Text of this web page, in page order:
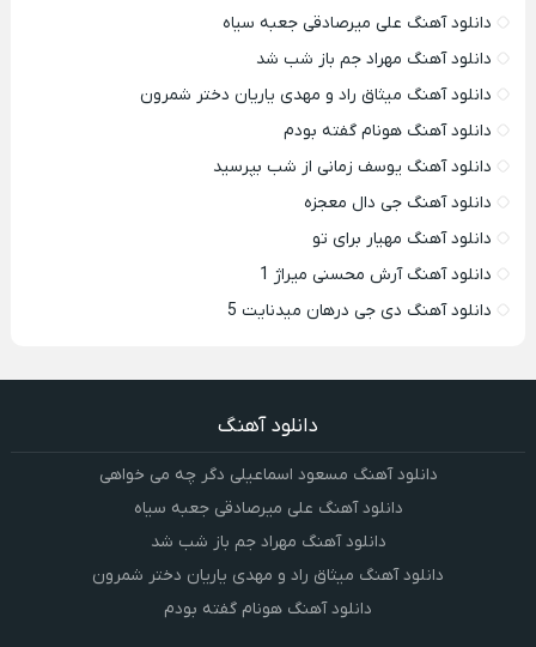
دانلود آهنگ علی میرصادقی جعبه سیاه
دانلود آهنگ مهراد جم باز شب شد
دانلود آهنگ میثاق راد و مهدی یاریان دختر شمرون
دانلود آهنگ هونام گفته بودم
دانلود آهنگ یوسف زمانی از شب بپرسید
دانلود آهنگ جی دال معجزه
دانلود آهنگ مهیار برای تو
دانلود آهنگ آرش محسنی میراژ 1
دانلود آهنگ دی جی درهان میدنایت 5
دانلود آهنگ
دانلود آهنگ مسعود اسماعیلی دگر چه می خواهی
دانلود آهنگ علی میرصادقی جعبه سیاه
دانلود آهنگ مهراد جم باز شب شد
دانلود آهنگ میثاق راد و مهدی یاریان دختر شمرون
دانلود آهنگ هونام گفته بودم